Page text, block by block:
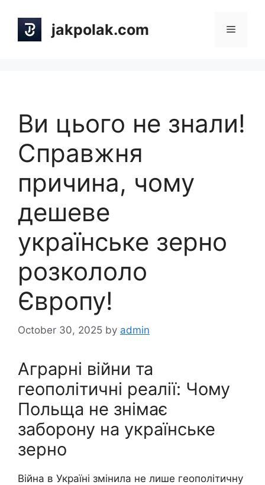
content
jakpolak.com Menu
Ви цього не знали!
Справжня
причина, чому
дешеве
українське зерно
розкололо
Європу!
October 30, 2025 by admin
Аграрні війни та
геополітичні реалії: Чому
Польща не знімає
заборону на українське
зерно
Війна в Україні змінила не лише геополітичну